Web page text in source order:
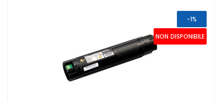
NON DISPONIBILE
-1%